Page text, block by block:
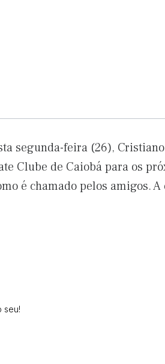
segunda-feira (26),
Clube de Caiobá para os
é chamado pelos amigos.
seu!